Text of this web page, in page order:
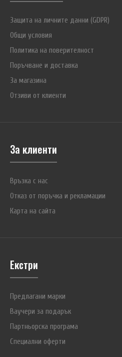
Защита на личните данни (GDPR)
Общи условия
Политика на поверителност
Поръчване и доставка
За магазина
Отзиви от клиенти
За клиенти
Връзка с нас
Отказ от поръчка и рекламации
Карта на сайта
Екстри
Предлагани марки
Ваучери за подарък
Партньорска програма
Специални оферти